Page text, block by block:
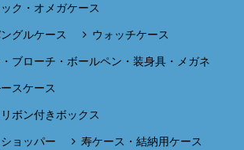
ク・オメガケース
グルケース ウォッチケース
ブローチ・ボールペン・装身具・メガネ
スケース
ボン付きボックス
ョッパー 寿ケース・結納用ケース